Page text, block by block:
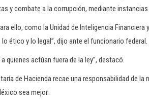
y combate a la corrupción, mediante
ello, como la Unidad de Inteligencia Financiera
ético y lo legal”, dijo ante el funcionario federal.
quienes actúan fuera de la ley”, destacó.
de Hacienda recae una responsabilidad de
sea mejor.